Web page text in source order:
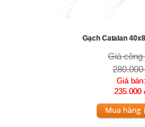
Gạch Catalan
Giá công
280.000
Giá bán:
235.000